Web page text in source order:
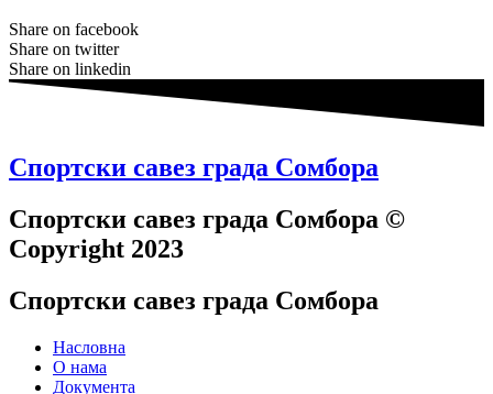
Share on facebook
Share on twitter
Share on linkedin
Спортски савез града Сомбора​
Спортски савез града Сомбора​ ©
Copyright 2023
Спортски савез града Сомбора
Насловна
О нама
Документа